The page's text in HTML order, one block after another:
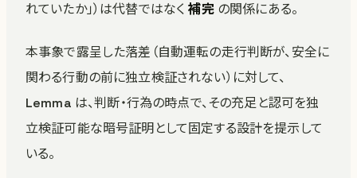
れていたか」）は代替ではなく補完の関係にある。
本事象で露呈した落差（自動運転の走行判断が、安全に
関わる行動の前に独立検証されない）に対して、
Lemma は、判断・行為の時点で、その充足と認可を独
立検証可能な暗号証明として固定する設計を提示して
いる。